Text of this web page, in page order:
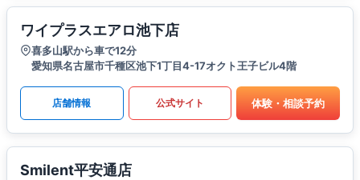
ワイプラスエアロ池下店
喜多山駅から車で12分
愛知県名古屋市千種区池下1丁目4-17オクト王子ビル4階
店舗情報 公式サイト 体験・相談予約
Smilent平安通店